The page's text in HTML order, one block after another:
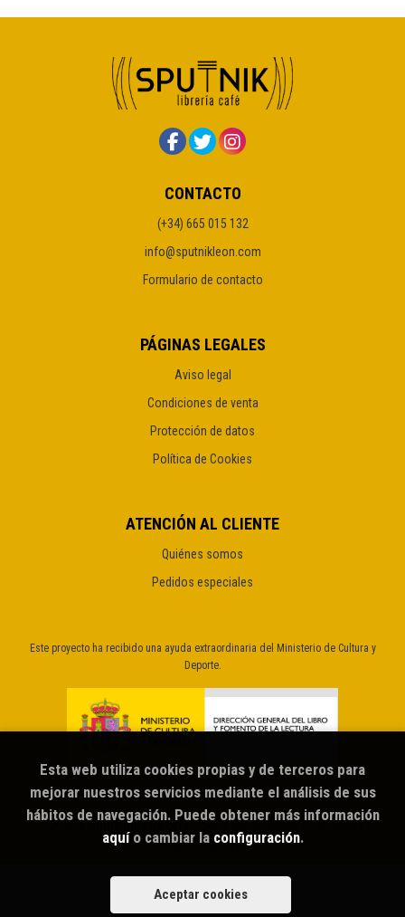
CONTACTO
(+34) 665 015 132
info@sputnikleon.com
Formulario de contacto
PÁGINAS LEGALES
Aviso legal
Condiciones de venta
Protección de datos
Política de Cookies
ATENCIÓN AL CLIENTE
Quiénes somos
Pedidos especiales
Este proyecto ha recibido una ayuda extraordinaria del Ministerio de Cultura y
Deporte.
Sputnik librería café
Grupo Trevenque
Esta web utiliza cookies propias y de terceros para
mejorar nuestros servicios mediante el análisis de sus
hábitos de navegación. Puede obtener más información
aquío cambiar la configuración.
Aceptar cookies